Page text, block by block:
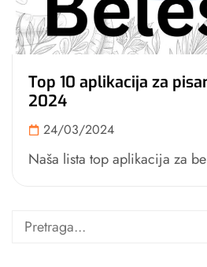
Top 10 aplikacija za
2024
24/03/2024
Naša lista top aplikacija za